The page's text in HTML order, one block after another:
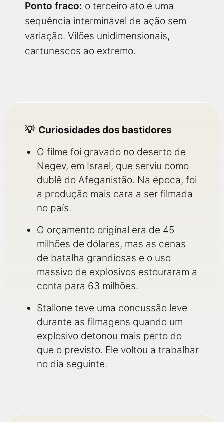
Ponto fraco: o terceiro ato é uma
sequência interminável de ação sem
variação. Vilões unidimensionais,
cartunescos ao extremo.
Curiosidades dos bastidores
O filme foi gravado no deserto de
Negev, em Israel, que serviu como
dublê do Afeganistão. Na época, foi
a produção mais cara a ser filmada
no país.
O orçamento original era de 45
milhões de dólares, mas as cenas
de batalha grandiosas e o uso
massivo de explosivos estouraram a
conta para 63 milhões.
Stallone teve uma concussão leve
durante as filmagens quando um
explosivo detonou mais perto do
que o previsto. Ele voltou a trabalhar
no dia seguinte.